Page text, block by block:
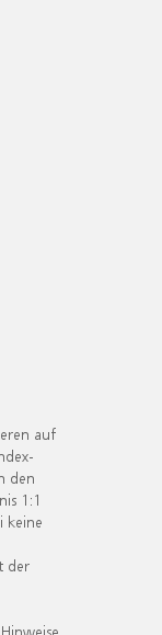
auf
den
1:1
keine
der